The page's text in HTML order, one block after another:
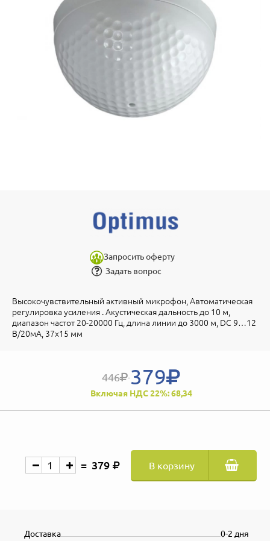
Запросить оферту
Задать вопрос
Высокочувствительный активный микрофон, Автоматическая
регулировка усиления . Акустическая дальность до 10 м,
диапазон частот 20-20000 Гц, длина линии до 3000 м, DC 9…12
В/20мА, 37х15 мм
446 379
Включая НДС 22%: 68,34
379 В корзину
0-2 дня
Доставка